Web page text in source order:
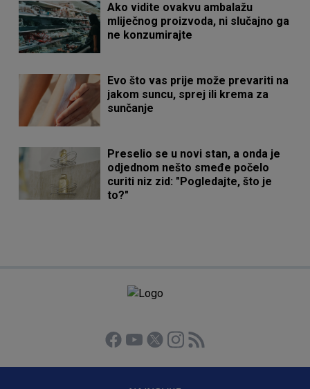
Ako vidite ovakvu ambalažu
mliječnog proizvoda, ni slučajno ga
ne konzumirajte
Evo što vas prije može prevariti na
jakom suncu, sprej ili krema za
sunčanje
Preselio se u novi stan, a onda je
odjednom nešto smeđe počelo
curiti niz zid: "Pogledajte, što je
to?"